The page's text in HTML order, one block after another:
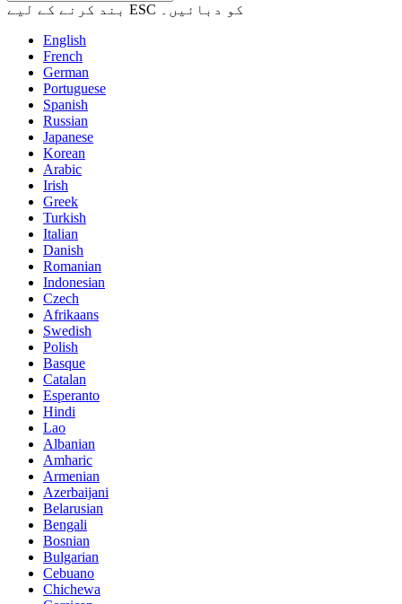
بند کرنے کے لیے ESC کو دبائیں۔
English
French
German
Portuguese
Spanish
Russian
Japanese
Korean
Arabic
Irish
Greek
Turkish
Italian
Danish
Romanian
Indonesian
Czech
Afrikaans
Swedish
Polish
Basque
Catalan
Esperanto
Hindi
Lao
Albanian
Amharic
Armenian
Azerbaijani
Belarusian
Bengali
Bosnian
Bulgarian
Cebuano
Chichewa